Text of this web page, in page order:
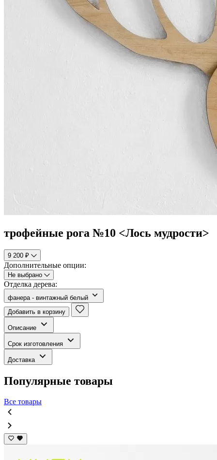
трофейные рога №10 <Лось мудрости>
9 200 ₽
Дополнительные опции:
Не выбрано
Отделка дерева:
фанера - винтажный белый
Добавить в корзину
Описание
Срок изготовления
Доставка
Популярные товары
Все товары